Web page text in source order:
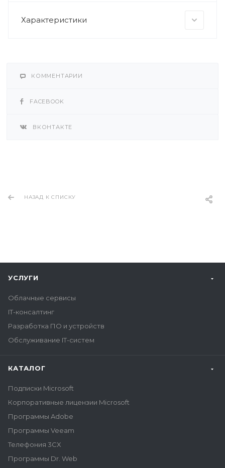
Характеристики
КОММЕНТАРИИ
FACEBOOK
ВКОНТАКТЕ
НАЗАД К СПИСКУ
УСЛУГИ
Облачные сервисы
IT-консалтинг
Разработка ПО и устройств
Обслуживание IT-систем
КАТАЛОГ
Подписки Microsoft
Корпоративные лицензии Microsoft
Программы Adobe
Программы Veeam
Телефония 3CX
Программы Dr. Web